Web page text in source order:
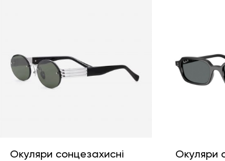
Окуляри сонцезахисні
Окуляри